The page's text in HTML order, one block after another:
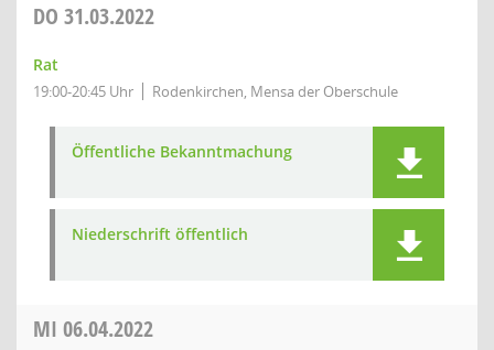
DO 31.03.2022
Rat
19:00-20:45 Uhr Rodenkirchen, Mensa der Oberschule
Öffentliche Bekanntmachung
Niederschrift öffentlich
MI 06.04.2022